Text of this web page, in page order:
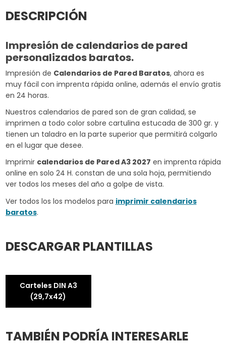
DESCRIPCIÓN
Impresión de calendarios de pared
personalizados baratos.
Impresión de Calendarios de Pared Baratos, ahora es
muy fácil con imprenta rápida online, además el envío gratis
en 24 horas.
Nuestros calendarios de pared son de gran calidad, se
imprimen a todo color sobre cartulina estucada de 300 gr. y
tienen un taladro en la parte superior que permitirá colgarlo
en el lugar que desee.
Imprimir calendarios de Pared A3 2027 en imprenta rápida
online en solo 24 H. constan de una sola hoja, permitiendo
ver todos los meses del año a golpe de vista.
Ver todos los los modelos para imprimir calendarios
baratos.
DESCARGAR PLANTILLAS
Carteles DIN A3
(29,7x42)
TAMBIÉN PODRÍA INTERESARLE